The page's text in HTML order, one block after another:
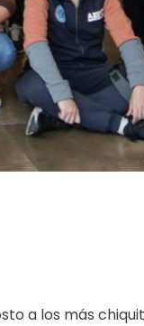
a los más